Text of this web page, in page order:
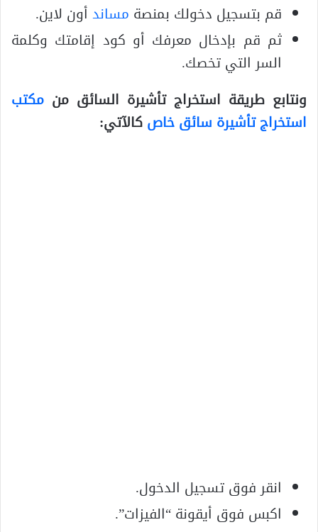
قم بتسجيل دخولك بمنصة مساندأون لاين.
ثم قم بإدخال معرفك أو كود إقامتك وكلمة
السر التي تخصك.
ونتابع طريقة استخراج تأشيرة السائق من مكتب
استخراج تأشيرة سائق خاصكالآتي:
انقر فوق تسجيل الدخول.
اكبس فوق أيقونة “الفيزات”.